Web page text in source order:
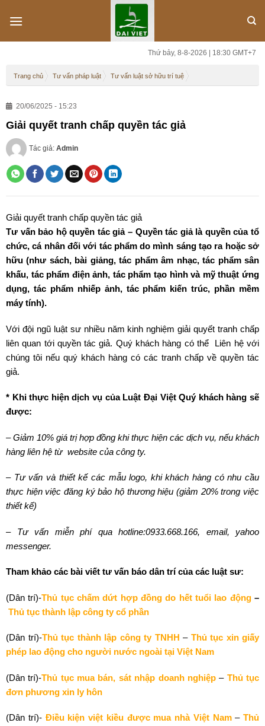
Thứ bảy, 8-8-2026 | 18:30 GMT+7
Trang chủ Tư vấn pháp luật Tư vấn luật sở hữu trí tuệ
20/06/2025 - 15:23
Giải quyết tranh chấp quyền tác giả
Tác giả: Admin
Giải quyết tranh chấp quyền tác giả
Tư vấn bảo hộ quyền tác giả – Quyền tác giả là quyền của tổ
chức, cá nhân đối với tác phẩm do mình sáng tạo ra hoặc sở
hữu (như sách, bài giảng, tác phẩm âm nhạc, tác phẩm sân
khấu, tác phẩm điện ảnh, tác phẩm tạo hình và mỹ thuật ứng
dụng, tác phẩm nhiếp ảnh, tác phẩm kiến trúc, phần mềm
máy tính).
Với đội ngũ luật sư nhiều năm kinh nghiệm giải quyết tranh chấp
liên quan tới quyền tác giả. Quý khách hàng có thể Liên hệ với
chúng tôi nếu quý khách hàng có các tranh chấp về quyền tác
giả.
* Khi thực hiện dịch vụ của Luật Đại Việt Quý khách hàng sẽ
được:
– Giảm 10% giá trị hợp đồng khi thực hiện các dịch vụ, nếu khách
hàng liên hệ từ website của công ty.
– Tư vấn và thiết kế các mẫu logo, khi khách hàng có nhu cầu
thực hiện việc đăng ký bảo hộ thương hiệu (giảm 20% trong việc
thiết kế)
– Tư vấn miễn phí qua hotline:0933.668.166, email, yahoo
messenger.
Tham khảo các bài viết tư vấn báo dân trí của các luật sư:
(Dân trí)-Thủ tục chấm dứt hợp đồng do hết tuổi lao động–
Thủ tục thành lập công ty cổ phần
(Dân trí)-Thủ tục thành lập công ty TNHH – Thủ tục xin giấy
phép lao động cho người nước ngoài tại Việt Nam
(Dân trí)-Thủ tục mua bán, sát nhập doanh nghiệp– Thủ tục
đơn phương xin ly hôn
(Dân trí)- Điều kiện việt kiều được mua nhà Việt Nam– Thủ